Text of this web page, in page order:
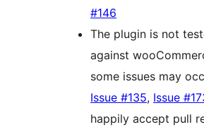
#146
The plugin is not
against
some issues may
Issue #135, Issue
happily accept pull